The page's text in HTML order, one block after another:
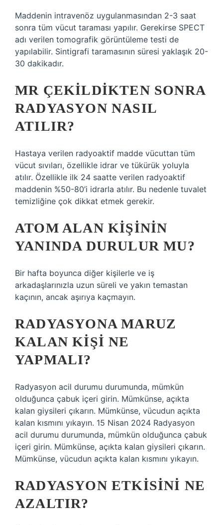
Maddenin intravenöz uygulanmasından 2-3 saat
sonra tüm vücut taraması yapılır. Gerekirse SPECT
adı verilen tomografik görüntüleme testi de
yapılabilir. Sintigrafi taramasının süresi yaklaşık 20-
30 dakikadır.
MR ÇEKILDIKTEN SONRA
RADYASYON NASIL
ATILIR?
Hastaya verilen radyoaktif madde vücuttan tüm
vücut sıvıları, özellikle idrar ve tükürük yoluyla
atılır. Özellikle ilk 24 saatte verilen radyoaktif
maddenin %50-80’i idrarla atılır. Bu nedenle tuvalet
temizliğine çok dikkat etmek gerekir.
ATOM ALAN KIŞININ
YANINDA DURULUR MU?
Bir hafta boyunca diğer kişilerle ve iş
arkadaşlarınızla uzun süreli ve yakın temastan
kaçının, ancak aşırıya kaçmayın.
RADYASYONA MARUZ
KALAN KIŞI NE
YAPMALI?
Radyasyon acil durumu durumunda, mümkün
olduğunca çabuk içeri girin. Mümkünse, açıkta
kalan giysileri çıkarın. Mümkünse, vücudun açıkta
kalan kısmını yıkayın. 15 Nisan 2024 Radyasyon
acil durumu durumunda, mümkün olduğunca çabuk
içeri girin. Mümkünse, açıkta kalan giysileri çıkarın.
Mümkünse, vücudun açıkta kalan kısmını yıkayın.
RADYASYON ETKISINI NE
AZALTIR?